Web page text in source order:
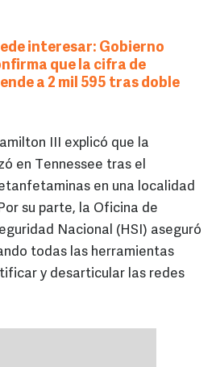
interesar: Gobierno
que la cifra de
a 2 mil 595 tras doble
III explicó que la
en Tennessee tras el
en una localidad
su parte, la Oficina de
Nacional (HSI) aseguró
todas las herramientas
y desarticular las redes